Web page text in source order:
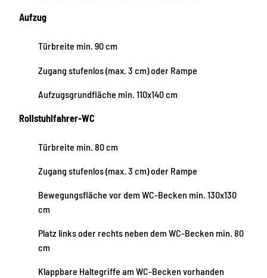
Aufzug
Türbreite min. 90 cm
Zugang stufenlos (max. 3 cm) oder Rampe
Aufzugsgrundfläche min. 110x140 cm
Rollstuhlfahrer-WC
Türbreite min. 80 cm
Zugang stufenlos (max. 3 cm) oder Rampe
Bewegungsfläche vor dem WC-Becken min. 130x130
cm
Platz links oder rechts neben dem WC-Becken min. 80
cm
Klappbare Haltegriffe am WC-Becken vorhanden